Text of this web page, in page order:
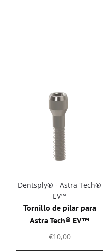
Dentsply® - Astra Tech®
EV™
Tornillo de pilar para
Astra Tech® EV™
€10,00